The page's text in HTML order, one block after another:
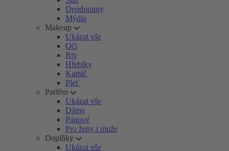
Deodoranty
Mýdla
Makeup
Ukázat vše
Oči
Rty
Hřebíky
Kartáč
Pleť
Parfém
Ukázat vše
Dámy
Pánové
Pro ženy i muže
Doplňky
Ukázat vše